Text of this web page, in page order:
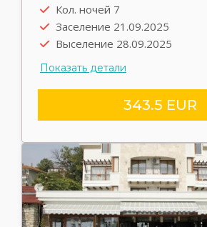
Кол. ночей 7
Заселение 21.09.2025
Выселение 28.09.2025
Показать детали
343.5 EUR